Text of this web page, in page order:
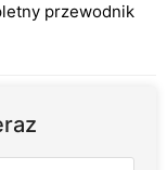
przewodnik